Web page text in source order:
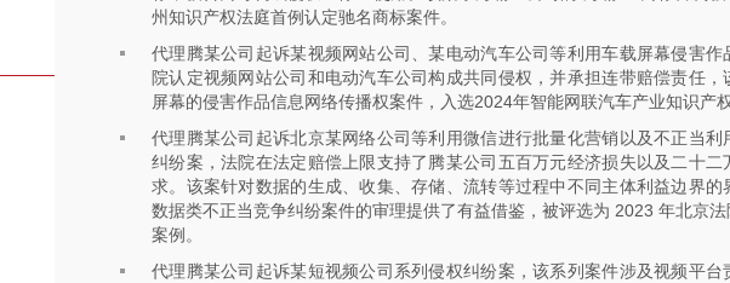
州知识产权法庭首例认定驰名商标案件。
代理腾某公司起诉某视频网站公司、某电动汽车公司等利用车载屏幕侵害
院认定视频网站公司和电动汽车公司构成共同侵权，并承担连带赔偿责任，
屏幕的侵害作品信息网络传播权案件，入选2024年智能网联汽车产业知识产
代理腾某公司起诉北京某网络公司等利用微信进行批量化营销以及不正当
纠纷案，法院在法定赔偿上限支持了腾某公司五百万元经济损失以及二十
求。该案针对数据的生成、收集、存储、流转等过程中不同主体利益边界的
数据类不正当竞争纠纷案件的审理提供了有益借鉴，被评选为 2023 年北京
案例。
代理腾某公司起诉某短视频公司系列侵权纠纷案，该系列案件涉及视频平台